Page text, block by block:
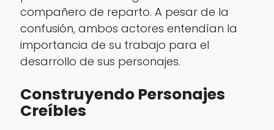
compañero de reparto. A pesar de la
confusión, ambos actores entendían la
importancia de su trabajo para el
desarrollo de sus personajes.
Construyendo Personajes
Creíbles